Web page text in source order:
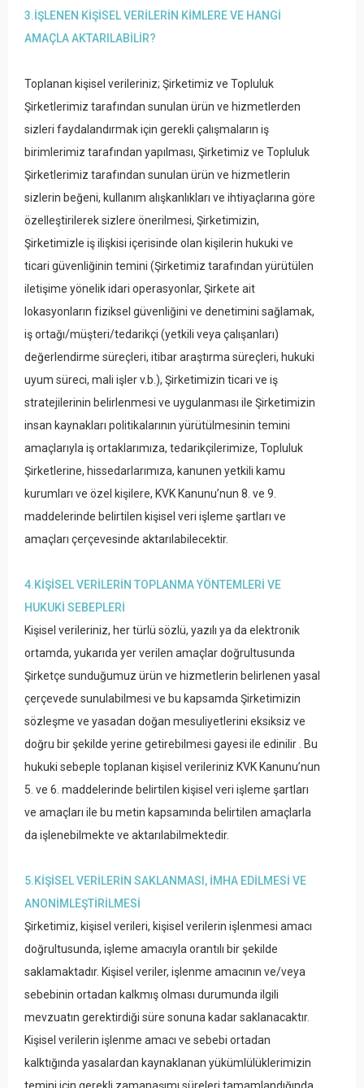
3.İŞLENEN KİŞİSEL VERİLERİN KİMLERE VE HANGİ
AMAÇLA AKTARILABİLİR?
Toplanan kişisel verileriniz; Şirketimiz ve Topluluk
Şirketlerimiz tarafından sunulan ürün ve hizmetlerden
sizleri faydalandırmak için gerekli çalışmaların iş
birimlerimiz tarafından yapılması, Şirketimiz ve Topluluk
Şirketlerimiz tarafından sunulan ürün ve hizmetlerin
sizlerin beğeni, kullanım alışkanlıkları ve ihtiyaçlarına göre
özelleştirilerek sizlere önerilmesi, Şirketimizin,
Şirketimizle iş ilişkisi içerisinde olan kişilerin hukuki ve
ticari güvenliğinin temini (Şirketimiz tarafından yürütülen
iletişime yönelik idari operasyonlar, Şirkete ait
lokasyonların fiziksel güvenliğini ve denetimini sağlamak,
iş ortağı/müşteri/tedarikçi (yetkili veya çalışanları)
değerlendirme süreçleri, itibar araştırma süreçleri, hukuki
uyum süreci, mali işler v.b.), Şirketimizin ticari ve iş
stratejilerinin belirlenmesi ve uygulanması ile Şirketimizin
insan kaynakları politikalarının yürütülmesinin temini
amaçlarıyla iş ortaklarımıza, tedarikçilerimize, Topluluk
Şirketlerine, hissedarlarımıza, kanunen yetkili kamu
kurumları ve özel kişilere, KVK Kanunu’nun 8. ve 9.
maddelerinde belirtilen kişisel veri işleme şartları ve
amaçları çerçevesinde aktarılabilecektir.
4.KİŞİSEL VERİLERİN TOPLANMA YÖNTEMLERİ VE
HUKUKİ SEBEPLERİ
Kişisel verileriniz, her türlü sözlü, yazılı ya da elektronik
ortamda, yukarıda yer verilen amaçlar doğrultusunda
Şirketçe sunduğumuz ürün ve hizmetlerin belirlenen yasal
çerçevede sunulabilmesi ve bu kapsamda Şirketimizin
sözleşme ve yasadan doğan mesuliyetlerini eksiksiz ve
doğru bir şekilde yerine getirebilmesi gayesi ile edinilir . Bu
hukuki sebeple toplanan kişisel verileriniz KVK Kanunu’nun
5. ve 6. maddelerinde belirtilen kişisel veri işleme şartları
ve amaçları ile bu metin kapsamında belirtilen amaçlarla
da işlenebilmekte ve aktarılabilmektedir.
5.KİŞİSEL VERİLERİN SAKLANMASI, İMHA EDİLMESİ VE
ANONİMLEŞTİRİLMESİ
Şirketimiz, kişisel verileri, kişisel verilerin işlenmesi amacı
doğrultusunda, işleme amacıyla orantılı bir şekilde
saklamaktadır. Kişisel veriler, işlenme amacının ve/veya
sebebinin ortadan kalkmış olması durumunda ilgili
mevzuatın gerektirdiği süre sonuna kadar saklanacaktır.
Kişisel verilerin işlenme amacı ve sebebi ortadan
kalktığında yasalardan kaynaklanan yükümlülüklerimizin